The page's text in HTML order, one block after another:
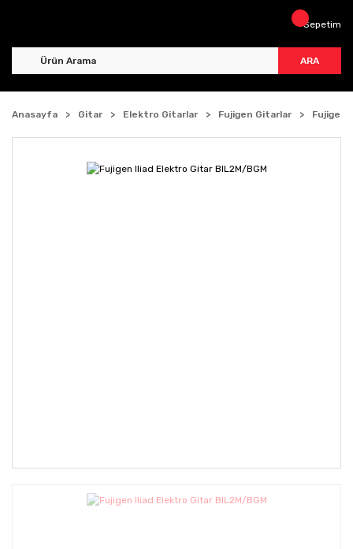
ARA
Sepetim
Anasayfa Gitar Elektro Gitarlar Fujigen Gitarlar Fujigen